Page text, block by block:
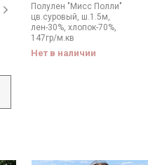
Полулен "Мисс Полли"
цв.суровый, ш.1.5м,
лен-30%, хлопок-70%,
147гр/м.кв
Нет в наличии